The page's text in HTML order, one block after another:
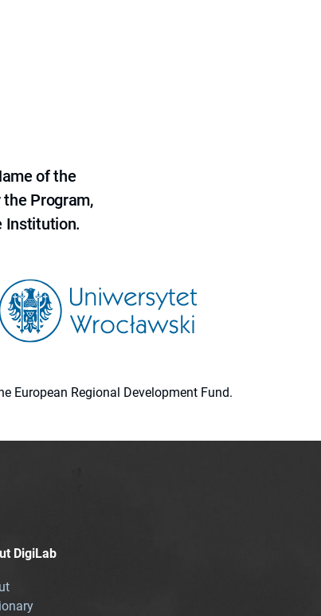
of the
Program,
Institution.
European Regional Development Fund.
DigiLab